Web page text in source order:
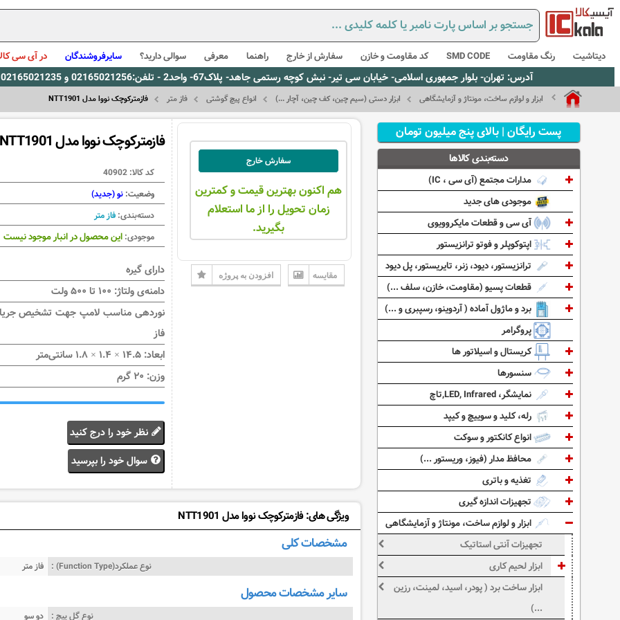
دیتاشیت رنگ مقاومت SMD CODE کد مقاومت و خازن سفارش از خارج راهنما معرفی سوالی دارید؟ سایرفروشندگان در آی سی
آدرس: تهران- بلوار جمهوری اسلامی- خیابان سی تیر- نبش کوچه رستمی جاهد- پلاک67- واحد2 - تلفن:02165021256 و 02165021235، پیام رسان بله: 09309563731 ساعت کاری 9 لغایت 16
ابزار و لوازم ساخت، مونتاژ و آزمایشگاهی ابزار دستی (سیم چین، کف چین، آچار ...) انواع پیچ گوشتی فاز متر فازمترکوچک نووا مدل NTT1901
فازمترکوچک نووا مدل NTT1901
کد کالا: 40902
وضعیت: نو (جدید)
دسته‌بندی: فاز متر
موجودی: این محصول در انبار موجود نیست
دارای گیره
دامنه‌ی ولتاژ: ۱۰۰ تا ۵۰۰ ولت
نوردهی مناسب لامپ جهت تشخیص
فاز
ابعاد: ۱۴.۵ × ۱.۴ × ۱.۸ سانتی‌متر
وزن: ۲۰ گرم
نظر خود را درج کنید
سوال خود را بپرسید
سفارش خارج
هم اکنون بهترین قیمت و کمترین
زمان تحویل را از ما استعلام
بگیرید.
مقایسه افزودن به پروژه
ویژگی های: فازمترکوچک نووا مدل NTT1901
مشخصات کلی
نوع عملکرد(Function Type) : فاز متر
سایر مشخصات محصول
نوع گل پیچ : دو سو
پست رایگان | بالای پنج میلیون تومان
دسته‌بندی کالاها
مدارات مجتمع (آی سی ، IC)
موجودی های جدید
آی سی و قطعات مایکروویوی
اپتوکوپلر و فوتو ترانزیستور
ترانزیستور، دیود، زنر، تایریستور، پل دیود
قطعات پسیو (مقاومت، خازن، سلف ...)
برد و ماژول آماده ( آردوینو، رسپبری و ...)
پروگرامر
کریستال و اسیلاتور ها
سنسورها
نمایشگر، LED, Infrared,تاچ
رله، کلید و سوییچ و کیپد
انواع کانکتور و سوکت
محافظ مدار (فیوز، وریستور ...)
تغذیه و باتری
تجهیزات اندازه گیری
ابزار و لوازم ساخت، مونتاژ و آزمایشگاهی
تجهیزات آنتی استاتیک
ابزار لحیم کاری
ابزار ساخت برد ( پودر، اسید، لمینت، رزین
...)